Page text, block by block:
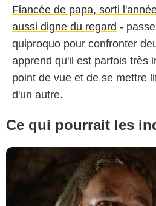
Fiancée de papa, sorti
aussi digne du regard -
quiproquo pour confronter
apprend qu'il est parfois très
point de vue et de se mettre
d'un autre.
Ce qui pourrait les
Walt Disney